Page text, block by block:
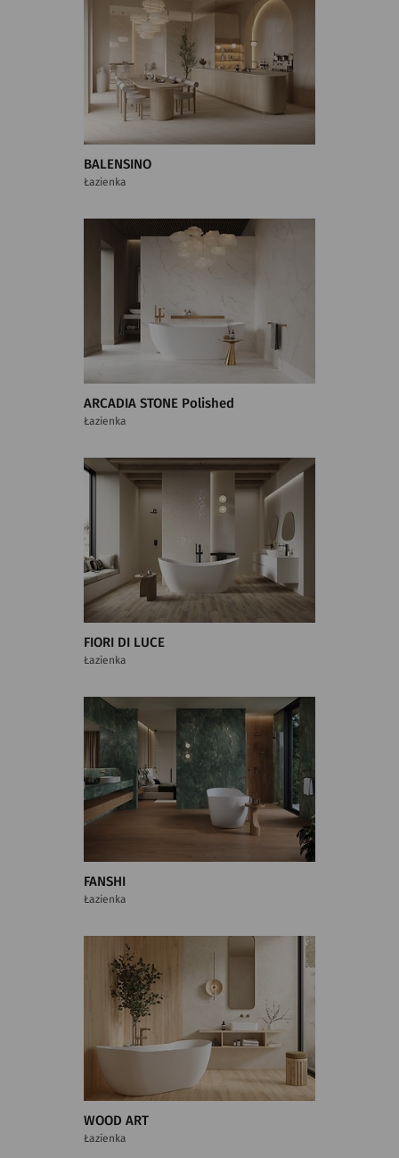
BALENSINO
Łazienka
ARCADIA STONE Polished
Łazienka
FIORI DI LUCE
Łazienka
FANSHI
Łazienka
WOOD ART
Łazienka